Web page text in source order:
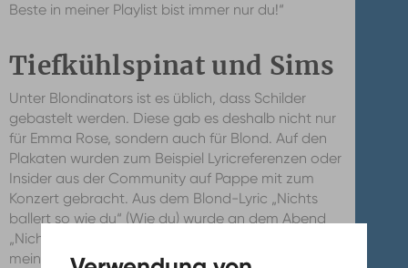
Beste in meiner Playlist bist immer nur du!“
Tiefkühlspinat und Sims
Unter Blondinators ist es üblich, dass Schilder
gebastelt werden. Diese gab es deshalb nicht nur
für Emma Rose, sondern auch für Blond. Auf den
Plakaten wurden zum Beispiel Lyricreferenzen oder
Insider aus der Community auf Pappe mit zum
Konzert gebracht. Aus dem Blond-Lyric „Nichts
ballert so wie du“ (Wie du) wurde an dem Abend
„Nichts ballert so wie blond“ und aus „Nicht mal
mein Sim hat sein Leben im Griff“ (SIMS 3) wurde